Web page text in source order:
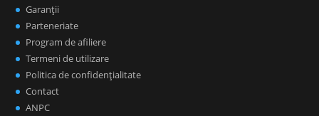
Garanţii
Parteneriate
Program de afiliere
Termeni de utilizare
Politica de confidenţialitate
Contact
ANPC